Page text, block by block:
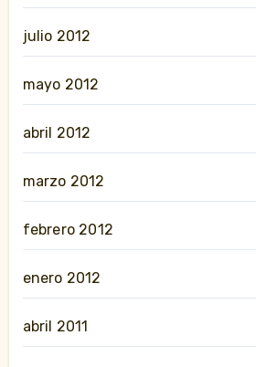
julio 2012
mayo 2012
abril 2012
marzo 2012
febrero 2012
enero 2012
abril 2011